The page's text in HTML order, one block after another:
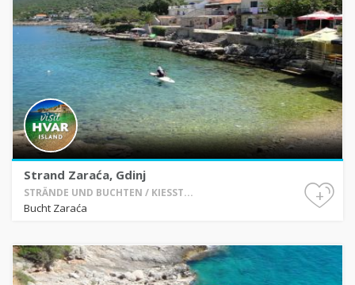
Strand Zaraća, Gdinj
STRÄNDE UND BUCHTEN / KIESST...
Bucht Zaraća
+